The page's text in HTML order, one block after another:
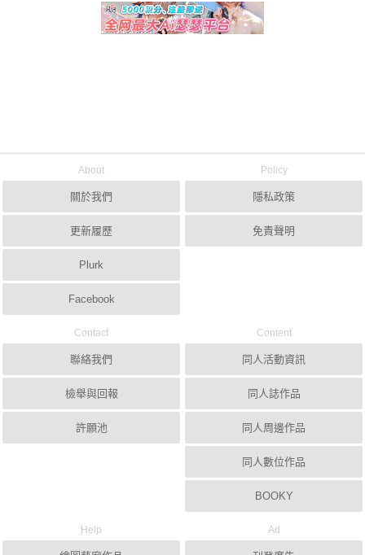
About
關於我們
更新履歷
Plurk
Facebook
Policy
隱私政策
免責聲明
Contact
聯絡我們
檢舉與回報
許願池
Content
同人活動資訊
同人誌作品
同人周邊作品
同人數位作品
BOOKY
Help Ad